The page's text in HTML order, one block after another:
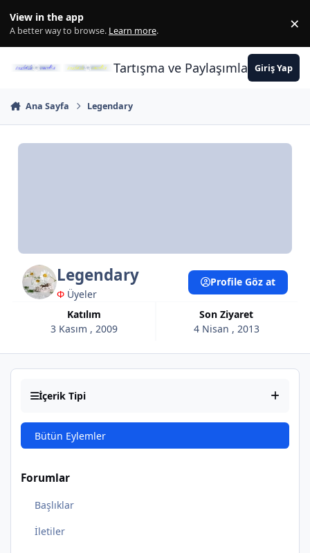
View in the app
A better way to browse. Learn more. ×
Tartışma ve PaylaşımlarınGiriş Yap
Ana Sayfa Legendary
Legendary
Φ Üyeler
Katılım
3 Kasım , 2009
Son Ziyaret
4 Nisan , 2013
Profile Göz at
İçerik Tipi
Bütün Eylemler
Forumlar
Başlıklar
İletiler